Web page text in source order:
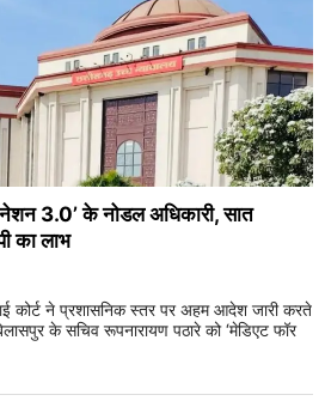
नेशन 3.0’ के नोडल अधिकारी, सात
का लाभ
कोर्ट ने प्रशासनिक स्तर पर अहम आदेश जारी करते
के सचिव रूपनारायण पठारे को ‘मेडिएट फॉर